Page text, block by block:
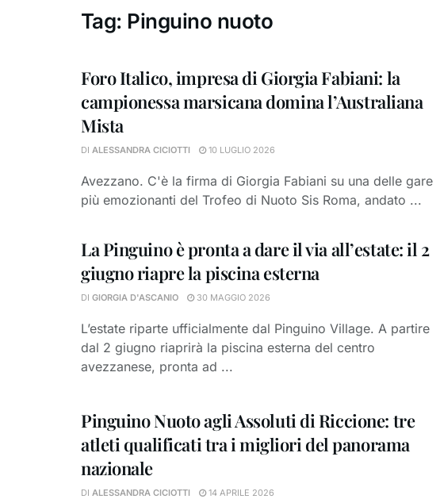
Tag: Pinguino nuoto
Foro Italico, impresa di Giorgia Fabiani: la
campionessa marsicana domina l’Australiana
Mista
DI ALESSANDRA CICIOTTI 10 LUGLIO 2026
Avezzano. C'è la firma di Giorgia Fabiani su una delle gare
più emozionanti del Trofeo di Nuoto Sis Roma, andato ...
La Pinguino è pronta a dare il via all’estate: il 2
giugno riapre la piscina esterna
DI GIORGIA D'ASCANIO 30 MAGGIO 2026
L’estate riparte ufficialmente dal Pinguino Village. A partire
dal 2 giugno riaprirà la piscina esterna del centro
avezzanese, pronta ad ...
Pinguino Nuoto agli Assoluti di Riccione: tre
atleti qualificati tra i migliori del panorama
nazionale
DI ALESSANDRA CICIOTTI 14 APRILE 2026